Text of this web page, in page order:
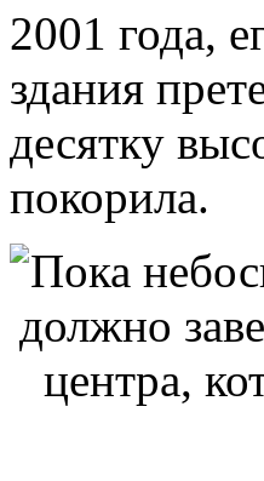
2001 года,
здания
десятку
покорила.